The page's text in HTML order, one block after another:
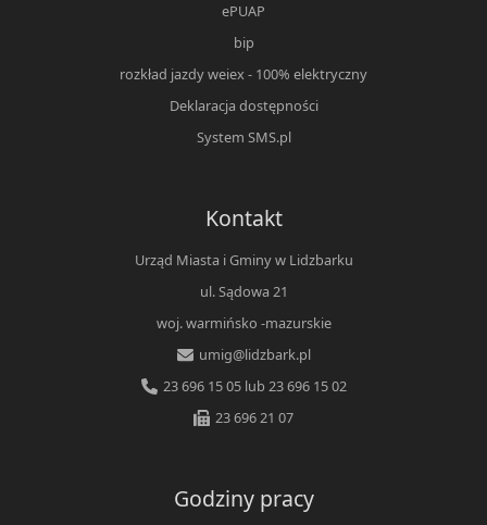
ePUAP
bip
rozkład jazdy weiex - 100% elektryczny
Deklaracja dostępności
System SMS.pl
Kontakt
Urząd Miasta i Gminy w Lidzbarku
ul. Sądowa 21
woj. warmińsko -mazurskie
umig@lidzbark.pl
23 696 15 05 lub 23 696 15 02
23 696 21 07
Godziny pracy